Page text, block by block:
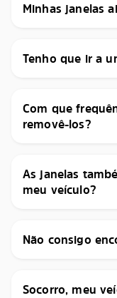
Minhas janelas
Tenho que ir a
Com que
removê-los?
As janelas
meu veículo?
Não consigo
Socorro, meu